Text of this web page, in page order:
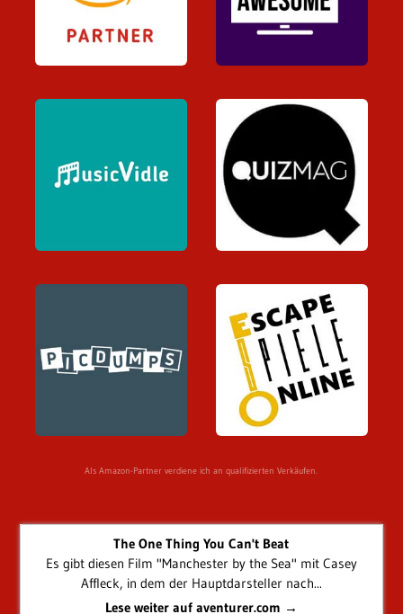
Als Amazon-Partner verdiene ich an qualifizierten Verkäufen.
The One Thing You Can't Beat
Es gibt diesen Film "Manchester by the Sea" mit Casey
Affleck, in dem der Hauptdarsteller nach...
Lese weiter auf aventurer.com →